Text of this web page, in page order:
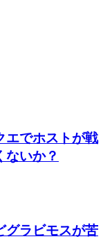
エでホストが戦
ないか？
グラビモスが苦